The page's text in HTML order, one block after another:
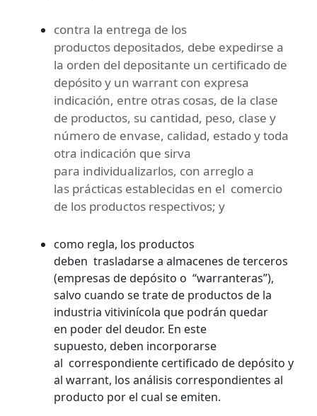
contra la entrega de los
productos depositados, debe expedirse a
la orden del depositante un certificado de
depósito y un warrant con expresa
indicación, entre otras cosas, de la clase
de productos, su cantidad, peso, clase y
número de envase, calidad, estado y toda
otra indicación que sirva
para individualizarlos, con arreglo a
las prácticas establecidas en el comercio
de los productos respectivos; y
como regla, los productos
deben trasladarse a almacenes de terceros
(empresas de depósito o “warranteras”),
salvo cuando se trate de productos de la
industria vitivinícola que podrán quedar
en poder del deudor. En este
supuesto, deben incorporarse
al correspondiente certificado de depósito y
al warrant, los análisis correspondientes al
producto por el cual se emiten.